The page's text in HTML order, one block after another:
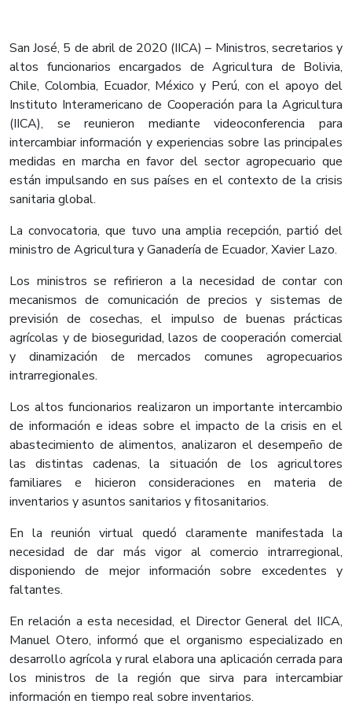
San José, 5 de abril de 2020 (IICA) – Ministros, secretarios y
altos funcionarios encargados de Agricultura de Bolivia,
Chile, Colombia, Ecuador, México y Perú, con el apoyo del
Instituto Interamericano de Cooperación para la Agricultura
(IICA), se reunieron mediante videoconferencia para
intercambiar información y experiencias sobre las principales
medidas en marcha en favor del sector agropecuario que
están impulsando en sus países en el contexto de la crisis
sanitaria global.
La convocatoria, que tuvo una amplia recepción, partió del
ministro de Agricultura y Ganadería de Ecuador, Xavier Lazo.
Los ministros se refirieron a la necesidad de contar con
mecanismos de comunicación de precios y sistemas de
previsión de cosechas, el impulso de buenas prácticas
agrícolas y de bioseguridad, lazos de cooperación comercial
y dinamización de mercados comunes agropecuarios
intrarregionales.
Los altos funcionarios realizaron un importante intercambio
de información e ideas sobre el impacto de la crisis en el
abastecimiento de alimentos, analizaron el desempeño de
las distintas cadenas, la situación de los agricultores
familiares e hicieron consideraciones en materia de
inventarios y asuntos sanitarios y fitosanitarios.
En la reunión virtual quedó claramente manifestada la
necesidad de dar más vigor al comercio intrarregional,
disponiendo de mejor información sobre excedentes y
faltantes.
En relación a esta necesidad, el Director General del IICA,
Manuel Otero, informó que el organismo especializado en
desarrollo agrícola y rural elabora una aplicación cerrada para
los ministros de la región que sirva para intercambiar
información en tiempo real sobre inventarios.